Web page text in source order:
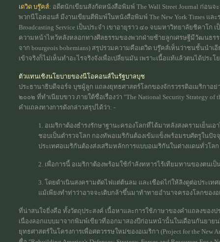
เดวิด บรู๊คส์: อดีตนักเขียนสังกัดหนังสือพิมพ์ The Wall Street Journal ก่อนจ
พวกนีโอคอนส์ มีงานเขียนตีพิมพ์ในหนังสือพิมพ์ The New York Times แล
Broadcasting Service เป็นประจำ เขาอายุราว ๔๐ จบมหาวิทยาลัยชิคาโ
ความหน้าไหว้หลังหลอกทางศีลธรรมของพวกฝ่ายซ้ายลูกเศรษฐีมีวัฒนธรร
จาก bourgeois bohemians) สรุปรวมความคือเดวิด บรู๊คส์เห็นว่าชนชั้นนำ
เข้าจริงก็ไม่เห็นทำอะไรจริงจังเพื่อเปลี่ยนมัน เพราะเนื้อแท้แล้วตนได้ประ
ตัวแทนเชิงนโยบายของนีโอคอนส์ในรัฐบาลบุช
ประธานาธิบดีจอร์จ บุชผู้ลูก แถลงยุทธศาสตร์โลกของจักรวรรดิอเมริกา
๒๐๐๒ ที่ทำเนียบขาว ภายใต้ชื่อเรื่องว่า "The National Security Strategy of
คำแถลงทางการดังกล่าวสรุปได้ว่า: -
1. อเมริกาต้องธำรงรักษาฐานะครองโลกที่ได้มาหลังสงครามเย็นเ
ชอบเป็นตำรวจโลก กองทัพอเมริกันต้องเข้มแข็งพร้อมรบศัตรูในปั
ประเทศอเมริกันต้องส่งเสริมหลักการแบบอเมริกันในต่างแดนทั่วโลก
2. เพื่อการนี้ อเมริกาต้องพร้อมใช้กำลังทหารไร้เทียมทานของตนเ
3. โดยดำเนินสงครามตัดไฟแต่ต้นลม และเชือดไก่ให้ลิงดูต่อประเ
แม้เพียงทำท่าว่าอาจจะเติบกล้าขึ้นมาท้าทายอำนาจครองโลกของ
ที่น่าสนใจยิ่งคือ ทั้งวัตถุประสงค์ เนื้อหาและการใช้ภาษาของคำแถลงของ
เนื่องลอกแบบมาจากพิมพ์เขียวที่ออกมาสองปีก่อนหน้านั้นในเดือนกันยายน
ยุทธศาสตร์ในโครงการเพื่อศตวรรษใหม่ของอเมริกา (Project for the New